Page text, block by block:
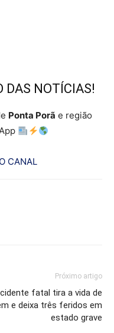
DAS NOTÍCIAS!
Ponta Porã e região
CANAL
Próximo artigo
fatal tira a vida de
e deixa três feridos em
estado grave